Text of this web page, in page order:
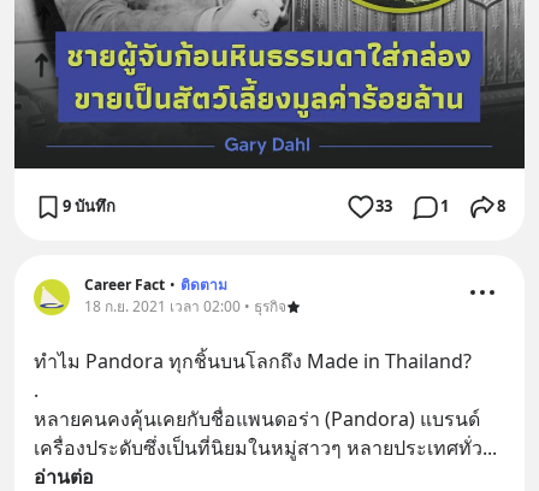
9 บันทึก 33 1 8
Career Fact • ติดตาม
18 ก.ย. 2021 เวลา 02:00 • ธุรกิจ
ทำไม Pandora ทุกชิ้นบนโลกถึง Made in Thailand?
.
หลายคนคงคุ้นเคยกับชื่อแพนดอร่า (Pandora) แบรนด์
เครื่องประดับซึ่งเป็นที่นิยมในหมู่สาวๆ หลายประเทศทั่ว
อ่านต่อ